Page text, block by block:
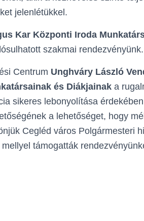
jelenlétükkel.
Kar Központi Iroda
szakmai rendezvényünk.
Centrum Unghváry László
és Diákjainak a
sikeres lebonyolítása
a lehetőséget, hogy
Cegléd város Polgármesteri
támogatták